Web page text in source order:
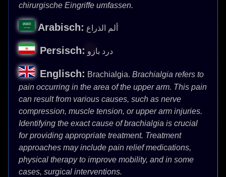
chirurgische Eingriffe umfassen.
Arabisch: ألم الذراع
Persisch: درد بازو
Englisch: Brachialgia. Brachialgia refers to
pain occurring in the area of the upper arm. This pain
can result from various causes, such as nerve
compression, muscle tension, or upper arm injuries.
Identifying the exact cause of brachialgia is crucial
for providing appropriate treatment. Treatment
approaches may include pain relief medications,
physical therapy to improve mobility, and in some
cases, surgical interventions.